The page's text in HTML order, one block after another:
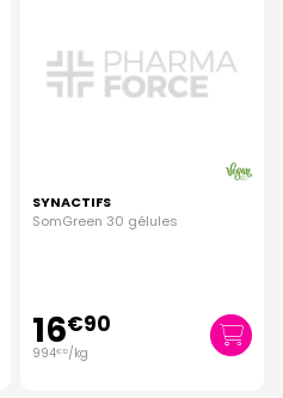
SYNACTIFS
SomGreen 30 gélules
16€90
994€ 12/kg